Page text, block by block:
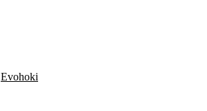
Evohoki